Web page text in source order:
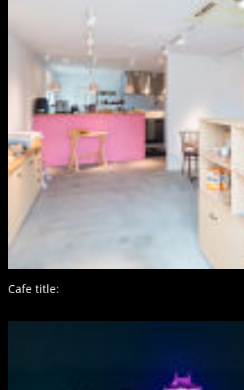
Cafe title: